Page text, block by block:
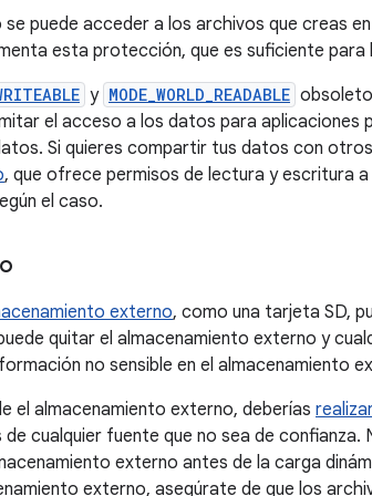
puede acceder a los archivos que creas
esta protección, que es suficiente para
y MODE_WORLD_READABLE
el acceso a los datos para aplicaciones
Si quieres compartir tus datos con
, que ofrece permisos de lectura y escritura
el caso.
externo, como una tarjeta SD,
quitar el almacenamiento externo y
no sensible en el almacenamiento
el almacenamiento externo, deberías
cualquier fuente que no sea de confianza.
externo antes de la carga
externo, asegúrate de que los